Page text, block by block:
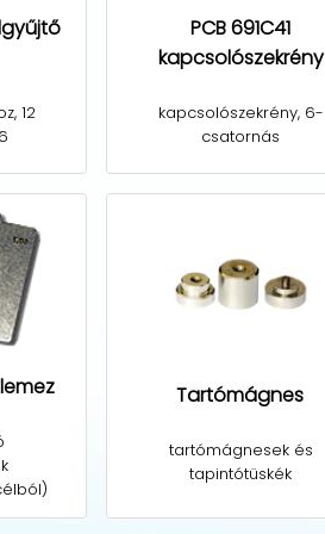
12
PCB 691C41
kapcsolószekrény
kapcsolószekrény, 6-
csatornás
Tartómágnes
tartómágnesek és
tapintótüskék